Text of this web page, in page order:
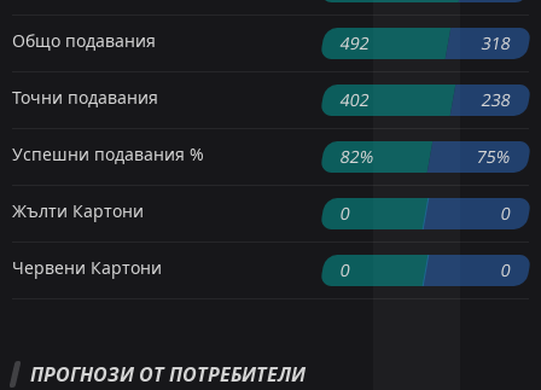
Общо подавания 492 318
Точни подавания 402 238
Успешни подавания % 82% 75%
Жълти Картони 0 0
Червени Картони 0 0
ПРОГНОЗИ ОТ ПОТРЕБИТЕЛИ